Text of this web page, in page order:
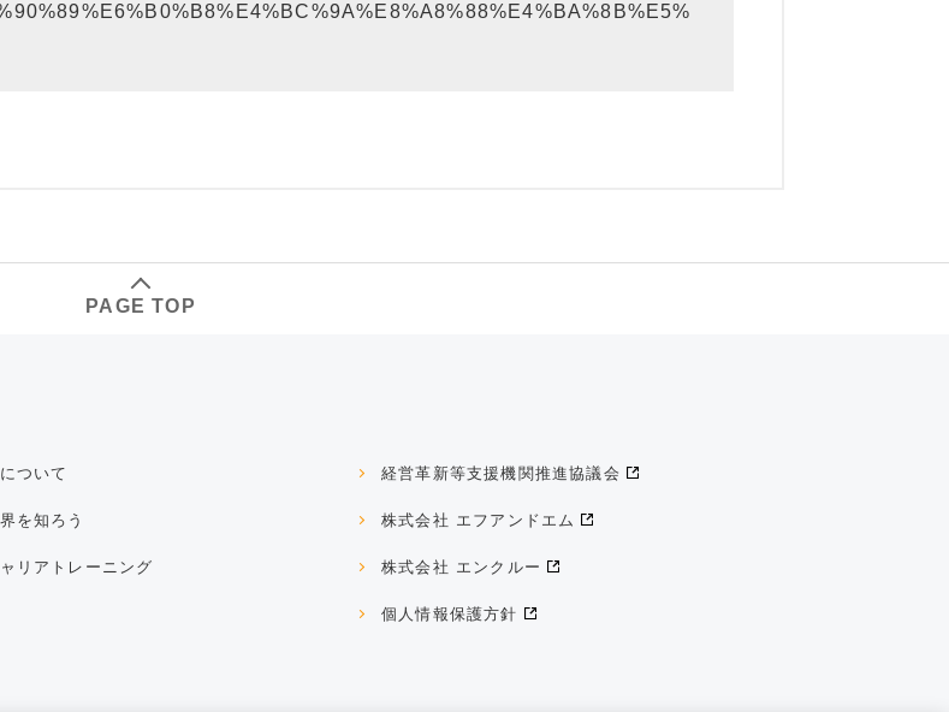
PAGE TOP
ついて
を知ろう
リアトレーニング
経営革新等支援機関推進協議会
株式会社 エフアンドエム
株式会社 エンクルー
個人情報保護方針